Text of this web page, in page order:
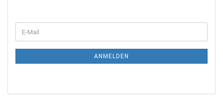
ZUR
E-
Mail
ANMELDEN